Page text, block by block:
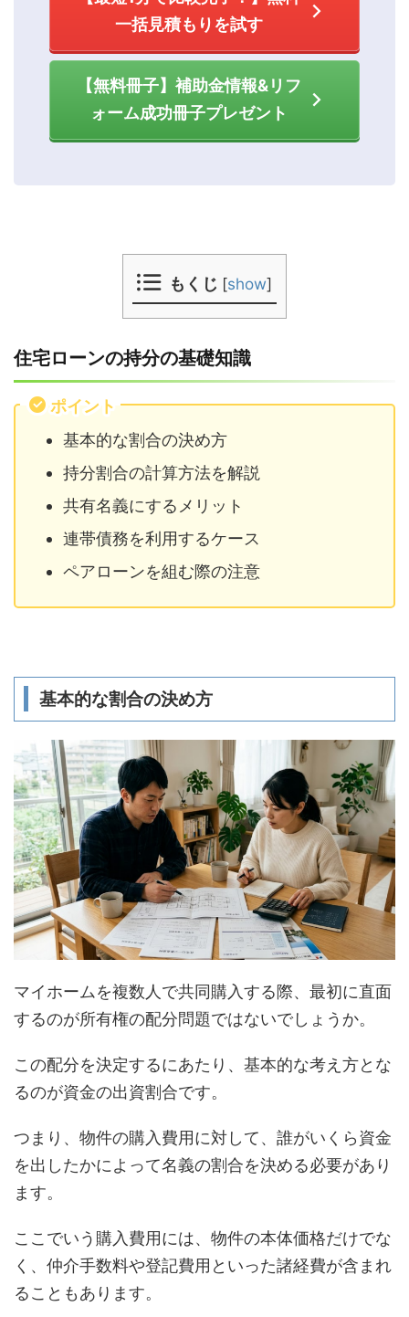
一括見積もりを試す
【無料冊子】補助金情報&リフ
ォーム成功冊子プレゼント
もくじ [show]
住宅ローンの持分の基礎知識
ポイント
基本的な割合の決め方
持分割合の計算方法を解説
共有名義にするメリット
連帯債務を利用するケース
ペアローンを組む際の注意
基本的な割合の決め方
マイホームを複数人で共同購入する際、最初に直面
するのが所有権の配分問題ではないでしょうか。
この配分を決定するにあたり、基本的な考え方とな
るのが資金の出資割合です。
つまり、物件の購入費用に対して、誰がいくら資金
を出したかによって名義の割合を決める必要があり
ます。
ここでいう購入費用には、物件の本体価格だけでな
く、仲介手数料や登記費用といった諸経費が含まれ
ることもあります。